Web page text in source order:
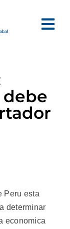
debe
Peru esta
determinar
economica